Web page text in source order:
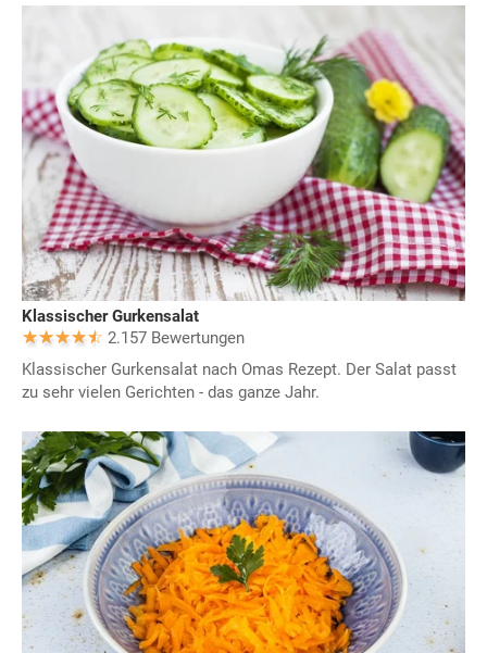
Klassischer Gurkensalat
2.157 Bewertungen
Klassischer Gurkensalat nach Omas Rezept. Der Salat passt
zu sehr vielen Gerichten - das ganze Jahr.